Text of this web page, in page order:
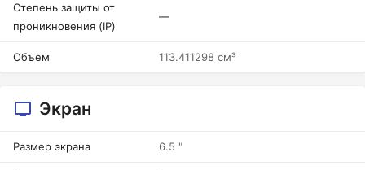
Степень защиты от
проникновения (IP)
—
Объем 113.411298 см³
Экран
Размер экрана 6.5 "